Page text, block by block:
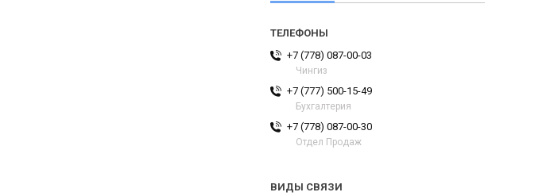
+7 (778) 087-00-03
Чингиз
+7 (777) 500-15-49
Бухгалтерия
+7 (778) 087-00-30
Отдел Продаж